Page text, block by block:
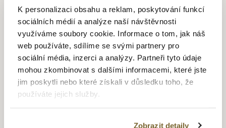
K personalizaci obsahu a reklam, poskytování funkcí
sociálních médií a analýze naší návštěvnosti
využíváme soubory cookie. Informace o tom, jak náš
web používáte, sdílíme se svými partnery pro
sociální média, inzerci a analýzy. Partneři tyto údaje
mohou zkombinovat s dalšími informacemi, které jste
jim poskytli nebo které získali v důsledku toho, že
používáte jejich služby.
Zobrazit detaily
Montre S.A. ve městě Le Locle, které je srdcem švýcarského
hodinářského průmyslu. Soustředila se přitom na udržení
filozofie značky, a to mistrovského řemesla a uspokojení
vysokých požadavků kladených na hodinky Meisterstück.
V roce 2007 firma obohatila svojí nabídku hodinářských
strojků vytvořením institutu Minerva de Recherche en Haute
Horlogerie at Villeret ve Švýcarsku. Tím zároveň získala
bohaté zkušenosti malé manufaktury Minervy, která vyráběla
strojky od roku 1858.